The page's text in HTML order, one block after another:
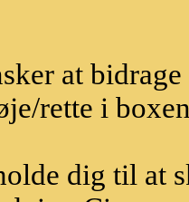
at
rette i
dig til at